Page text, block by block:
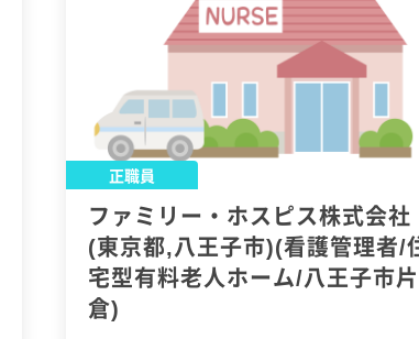
正職員
ファミリー・ホスピス株式会社
(東京都,八王子市)(看護管理者/
宅型有料老人ホーム/八王子市片
倉)